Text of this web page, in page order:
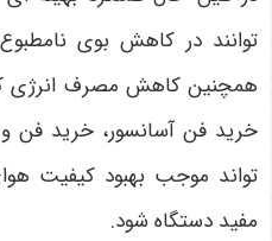
توانند در کاهش بوی
همچنین کاهش مصرف انرژی
خرید فن آسانسور، خرید فن
تواند موجب بهبود کیفیت
مفید دستگاه شود.